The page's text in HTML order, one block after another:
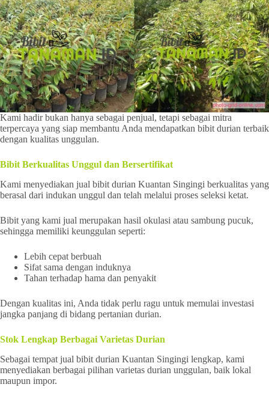
Kami hadir bukan hanya sebagai penjual, tetapi sebagai mitra
terpercaya yang siap membantu Anda mendapatkan bibit durian terbaik
dengan kualitas unggulan.
Bibit Berkualitas Unggul dan Bersertifikat
Kami menyediakan jual bibit durian Kuantan Singingi berkualitas yang
berasal dari indukan unggul dan telah melalui proses seleksi ketat.
Bibit yang kami jual merupakan hasil okulasi atau sambung pucuk,
sehingga memiliki keunggulan seperti:
Lebih cepat berbuah
Sifat sama dengan induknya
Tahan terhadap hama dan penyakit
Dengan kualitas ini, Anda tidak perlu ragu untuk memulai investasi
jangka panjang di bidang pertanian durian.
Stok Lengkap Berbagai Varietas Durian
Sebagai tempat jual bibit durian Kuantan Singingi lengkap, kami
menyediakan berbagai pilihan varietas durian unggulan, baik lokal
maupun impor.